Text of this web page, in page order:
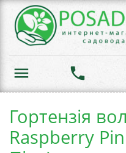
menu phone
Гортензія
Raspberry